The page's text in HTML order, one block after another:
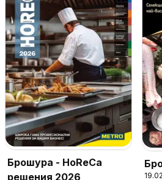
Брошура - HoReCa
решения 2026